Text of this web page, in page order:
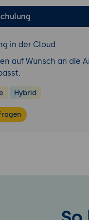
Anbindung
Nutzung
Sicherheits-,
Diskussion
in der Cloud
auf Wunsch an die
Hybrid